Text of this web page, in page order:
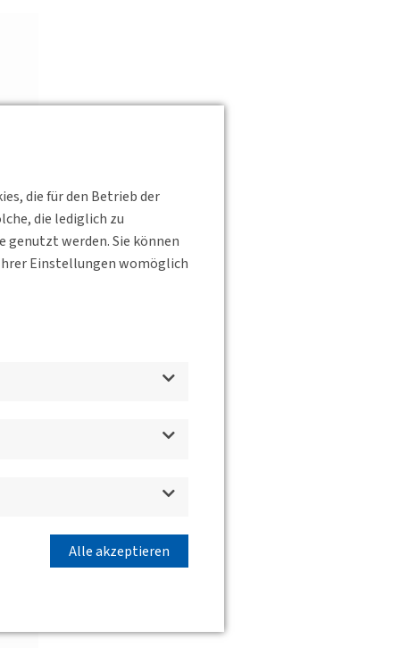
die für den Betrieb der
die lediglich zu
werden. Sie können
Einstellungen womöglich
Alle akzeptieren